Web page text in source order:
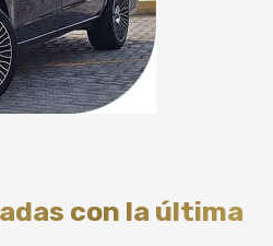
con la última